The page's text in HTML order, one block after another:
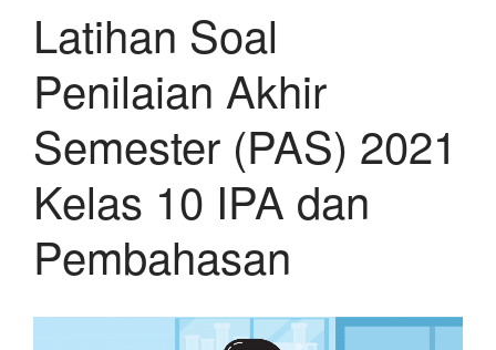
Latihan Soal
Penilaian Akhir
Semester (PAS) 2021
Kelas 10 IPA dan
Pembahasan